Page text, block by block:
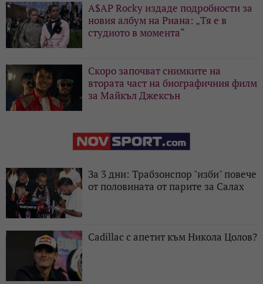
A$AP Rocky издаде подробности за
новия албум на Риана: „Тя е в
студиото в момента“
Скоро започват снимките на
втората част на биографичния филм
за Майкъл Джексън
За 3 дни: Трабзонспор "изби" повече
от половината от парите за Салах
Cadillac с апетит към Никола Цолов?